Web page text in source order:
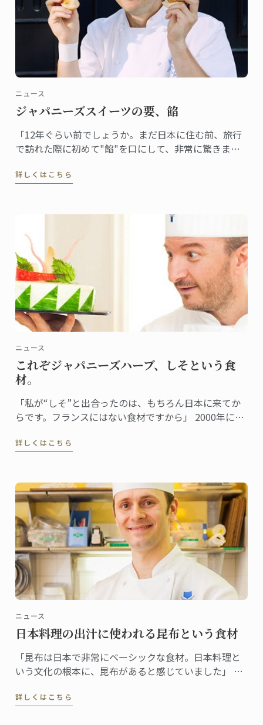
ニュース
ジャパニーズスイーツの要、餡
「12年ぐらい前でしょうか。まだ日本に住む前、旅行
で訪れた際に初めて"餡"を口にして、非常に驚きまし
ずしませんから。食感も不思議でした」
詳しくはこちら
ニュース
これぞジャパニーズハーブ、しそという食
材。
「私が“しそ”と出合ったのは、もちろん日本に来てか
らです。フランスにはない食材ですから」 2000年に来
フ。しそとは日本食を通じて出合ったという。 「珍し
詳しくはこちら
ニュース
日本料理の出汁に使われる昆布という食材
「昆布は日本で非常にベーシックな食材。日本料理と
いう文化の根本に、昆布があると感じていました」 昆
詳しくはこちら